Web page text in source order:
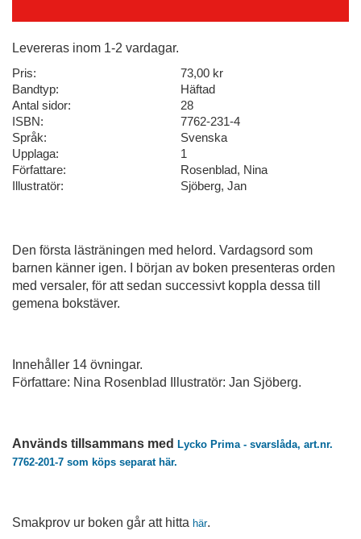
Levereras inom 1-2 vardagar.
Pris:
73,00 kr
Bandtyp:
Häftad
Antal sidor:
28
ISBN:
7762-231-4
Språk:
Svenska
Upplaga:
1
Författare:
Rosenblad, Nina
Illustratör:
Sjöberg, Jan
Den första lästräningen med helord. Vardagsord som
barnen känner igen. I början av boken presenteras orden
med versaler, för att sedan successivt koppla dessa till
gemena bokstäver.
Innehåller 14 övningar.
Författare: Nina Rosenblad Illustratör: Jan Sjöberg.
Används tillsammans med Lycko Prima - svarslåda, art.nr.
7762-201-7 som köps separat här.
Smakprov ur boken går att hitta här.